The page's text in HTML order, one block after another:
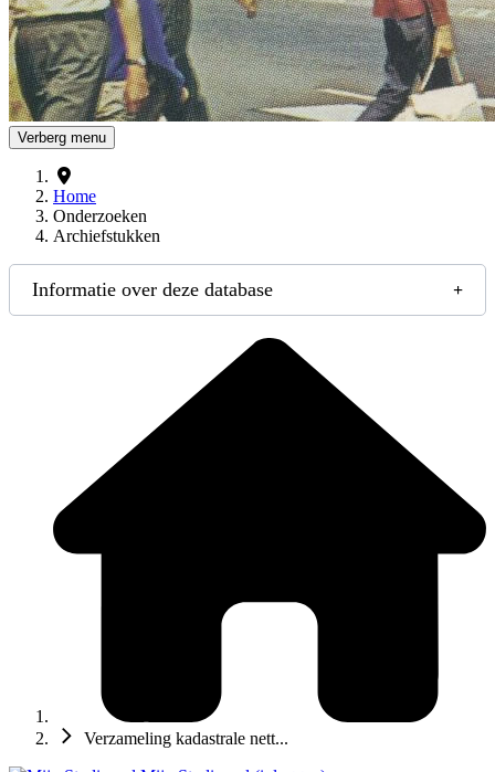
Verberg menu
Home
Onderzoeken
Archiefstukken
Informatie over deze database
Verzameling kadastrale nett...